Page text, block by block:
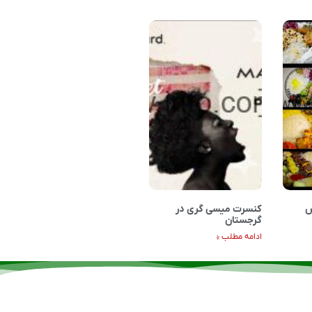
کنسرت میسی گری در
گرجستان
ادامه مطلب »